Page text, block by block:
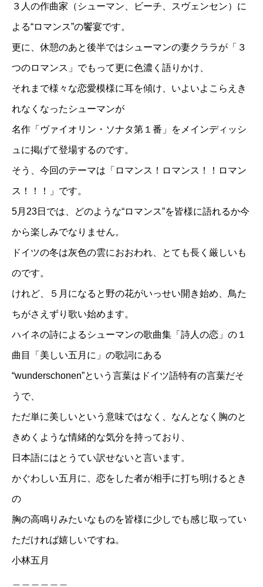
３人の作曲家（シューマン、ビーチ、スヴェンセン）に
よる“ロマンス”の饗宴です。
更に、休憩のあと後半ではシューマンの妻クララが「３
つのロマンス」でもって更に色濃く語りかけ、
それまで様々な恋愛模様に耳を傾け、いよいよこらえき
れなくなったシューマンが
名作「ヴァイオリン・ソナタ第１番」をメインディッシ
ュに掲げて登場するのです。
そう、今回のテーマは「ロマンス！ロマンス！！ロマン
ス！！！」です。
5月23日では、どのような“ロマンス”を皆様に語れるか今
から楽しみでなりません。
ドイツの冬は灰色の雲におおわれ、とても長く厳しいも
のです。
けれど、５月になると野の花がいっせい開き始め、鳥た
ちがさえずり歌い始めます。
ハイネの詩によるシューマンの歌曲集「詩人の恋」の１
曲目「美しい五月に」の歌詞にある
“wunderschonen”という言葉はドイツ語特有の言葉だそ
うで、
ただ単に美しいという意味ではなく、なんとなく胸のと
きめくような情緒的な気分を持っており、
日本語にはとうてい訳せないと言います。
かぐわしい五月に、恋をした者が相手に打ち明けるとき
の
胸の高鳴りみたいなものを皆様に少しでも感じ取ってい
ただければ嬉しいですね。
小林五月